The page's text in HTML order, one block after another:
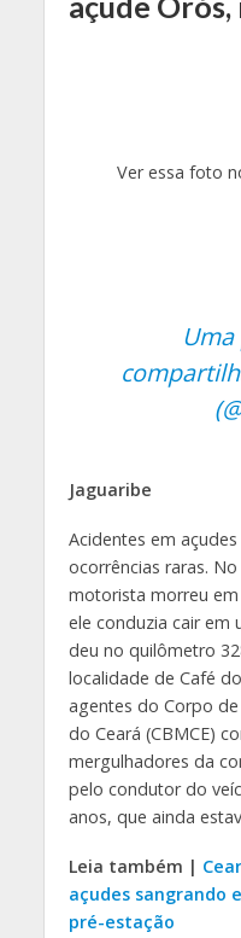
Ver essa foto
Jaguaribe
Acidentes em
ocorrências raras.
motorista morreu
ele conduzia cair em
deu no quilômetro
localidade de Café
agentes do Corpo
do Ceará (CBMCE)
mergulhadores da
pelo condutor do
anos, que ainda
Leia também |
açudes sangrando
pré-estação